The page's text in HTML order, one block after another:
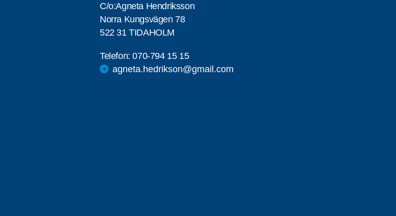
C/o:Agneta Hendriksson
Norra Kungsvägen 78
522 31 TIDAHOLM
Telefon:070-794 15 15
agneta.hedrikson@gmail.com